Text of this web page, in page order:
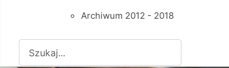
Archiwum 2012 - 2018